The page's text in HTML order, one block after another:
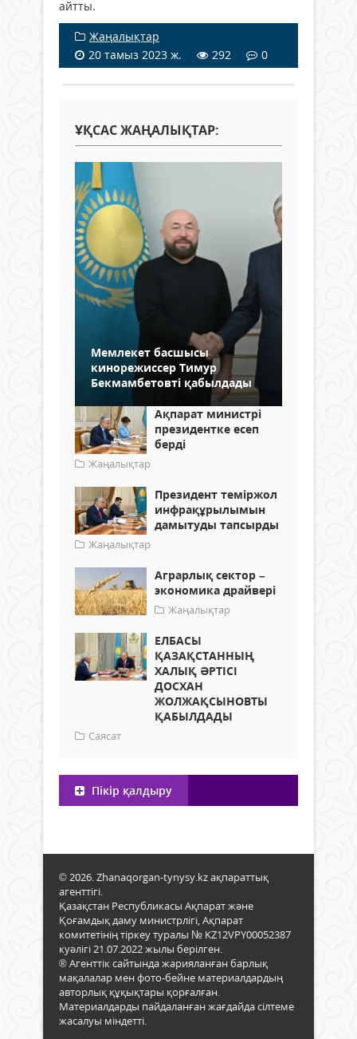
айтты.
Жаңалықтар
20 тамыз 2023 ж.
292 0
ҰҚСАС ЖАҢАЛЫҚТАР:
Мемлекет басшысы
кинорежиссер Тимур
Бекмамбетовті қабылдады
Ақпарат министрі
президентке есеп
берді
Жаңалықтар
Президент теміржол
инфрақұрылымын
дамытуды тапсырды
Жаңалықтар
Аграрлық сектор –
экономика драйвері
Жаңалықтар
ЕЛБАСЫ
ҚАЗАҚСТАННЫҢ
ХАЛЫҚ ӘРТІСІ
ДОСХАН
ЖОЛЖАҚСЫНОВТЫ
ҚАБЫЛДАДЫ
Саясат
Пікір қалдыру
© 2026. Zhanaqorgan-tynysy.kz ақпараттық
агенттігі.
Қазақстан Республикасы Ақпарат және
Қоғамдық даму министрлігі, Ақпарат
комитетінің тіркеу туралы № KZ12VPY00052387
куәлігі 21.07.2022 жылы берілген.
® Агенттік сайтында жарияланған барлық
мақалалар мен фото-бейне материалдардың
авторлық құқықтары қорғалған.
Материалдарды пайдаланған жағдайда сілтеме
жасалуы міндетті.